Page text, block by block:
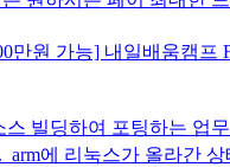
만원 가능] 내일배움캠프
빌딩하여 포팅하는 업
arm에 리눅스가 올라간